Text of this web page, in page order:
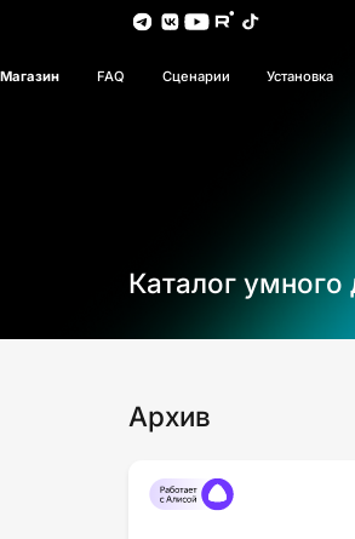
Магазин FAQ Сценарии Установка
Каталог умного
Архив